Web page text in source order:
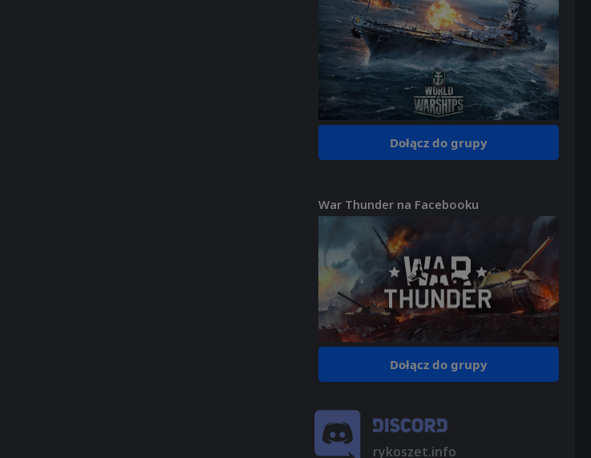
Dołącz do grupy
War Thunder na Facebooku
Dołącz do grupy
rykoszet.info